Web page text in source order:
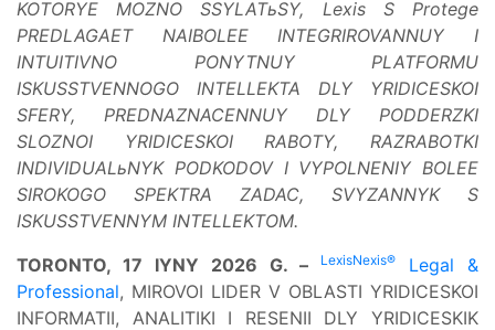
KOTORYE MOZNO SSYLATьSY, Lexis S Protege
PREDLAGAET NAIBOLEE INTEGRIROVANNUY I
INTUITIVNO PONYTNUY PLATFORMU
ISKUSSTVENNOGO INTELLEKTA DLY YRIDICESKOI
SFERY, PREDNAZNACENNUY DLY PODDERZKI
SLOZNOI YRIDICESKOI RABOTY, RAZRABOTKI
INDIVIDUALьNYK PODKODOV I VYPOLNENIY BOLEE
SIROKOGO SPEKTRA ZADAC, SVYZANNYK S
ISKUSSTVENNYM INTELLEKTOM.
TORONTO, 17 IYNY 2026 G. –
LexisNexis®
Legal &
Professional, MIROVOI LIDER V OBLASTI YRIDICESKOI
INFORMATII, ANALITIKI I RESENII DLY YRIDICESKIK